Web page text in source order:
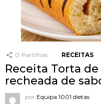
0 Partilhas RECEITAS
Receita Torta
recheada de
por Equipa 1001 dietas